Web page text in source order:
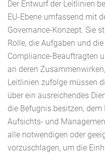
Der Entwurf der Leitlinien
EU-Ebene umfassend mit
Governance-Konzept. Sie
Rolle, die Aufgaben und
Compliance-Beauftragten
an deren
Leitlinien zufolge müssen
über ein ausreichendes
die Befugnis besitzen,
Aufsichts- und
alle notwendigen oder
vorzuschlagen, um die